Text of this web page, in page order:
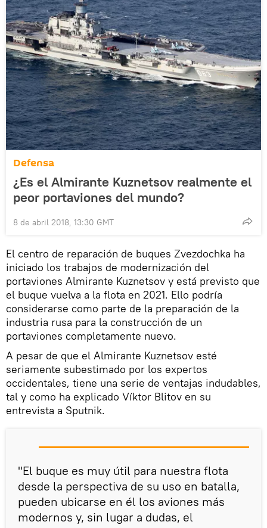
Defensa
¿Es el Almirante Kuznetsov realmente el
peor portaviones del mundo?
8 de abril 2018, 13:30 GMT
El centro de reparación de buques Zvezdochka ha
iniciado los trabajos de modernización del
portaviones Almirante Kuznetsov y está previsto que
el buque vuelva a la flota en 2021. Ello podría
considerarse como parte de la preparación de la
industria rusa para la construcción de un
portaviones completamente nuevo.
A pesar de que el Almirante Kuznetsov esté
seriamente subestimado por los expertos
occidentales, tiene una serie de ventajas indudables,
tal y como ha explicado Víktor Blitov en su
entrevista a Sputnik.
"El buque es muy útil para nuestra flota
desde la perspectiva de su uso en batalla,
pueden ubicarse en él los aviones más
modernos y, sin lugar a dudas, el